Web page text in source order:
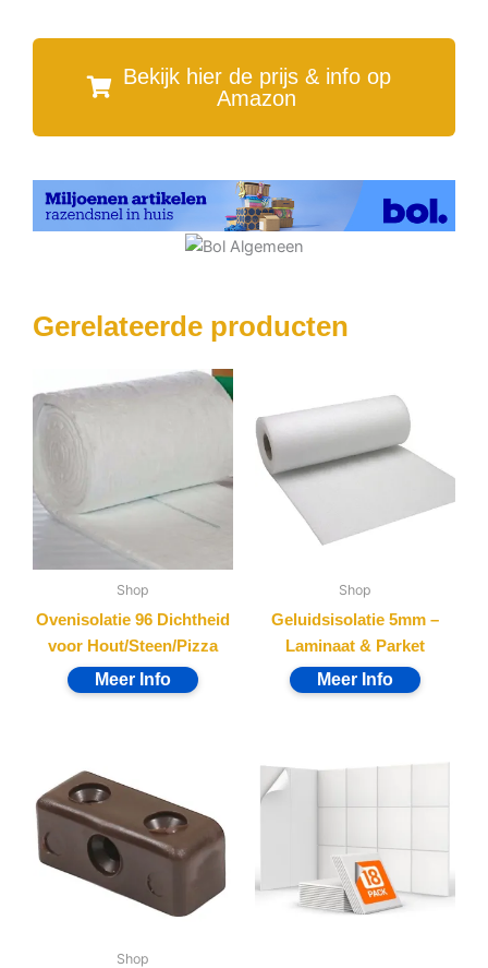
Bekijk hier de prijs & info op
Amazon
Gerelateerde producten
Shop
Ovenisolatie 96 Dichtheid
voor Hout/Steen/Pizza
Shop
Geluidsisolatie 5mm –
Laminaat & Parket
Shop